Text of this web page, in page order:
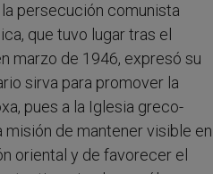
persecución comunista
que tuvo lugar tras el
marzo de 1946, expresó su
sirva para promover la
pues a la Iglesia greco-
de mantener visible en
oriental y de favorecer el